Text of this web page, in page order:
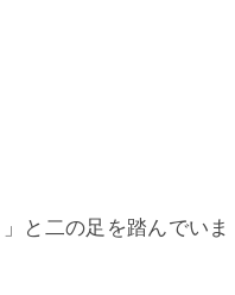
と二の足を踏んでいま